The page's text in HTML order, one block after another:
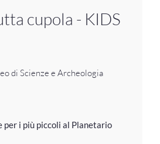
cupola - KIDS
di Scienze e Archeologia
per i più piccoli al Planetario